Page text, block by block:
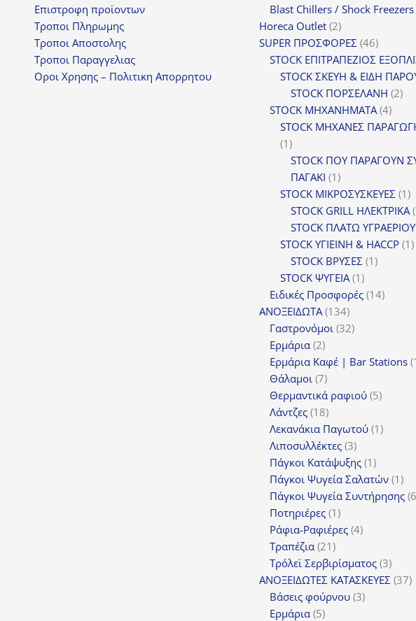
Επιστροφη προϊοντων
Τροποι Πληρωμης
Τροποι Αποστολης
Τροποι Παραγγελιας
Οροι Χρησης – Πολιτικη Απορρητου
προϊόν
Blast Chillers / Shock Freezers
Horeca Outlet 22
προϊόντα
SUPER ΠΡΟΣΦΟΡΕΣ 4646
STOCK ΕΠΙΤΡΑΠΕΖΙΟΣ
STOCK ΣΚΕΥΗ & ΕΙΔΗ
STOCK ΠΟΡΣΕΛΑΝΗ 22
STOCK ΜΗΧΑΝΗΜΑΤΑ 44
STOCK ΜΗΧΑΝΕΣ
11
προϊόν
STOCK ΠΟΥ ΠΑΡΑΓΟΥΝ
ΠΑΓΑΚΙ 11
προϊόν
STOCK ΜΙΚΡΟΣΥΣΚΕΥΕΣ 11
STOCK GRILL ΗΛΕΚΤΡΙΚΑ
STOCK ΠΛΑΤΩ ΥΓΡΑΕΡΙΟΥ
STOCK ΥΓΙΕΙΝΗ & HACCP 11
STOCK ΒΡΥΣΕΣ 11
STOCK ΨΥΓΕΙΑ 11
προϊόν
Ειδικές Προσφορές 1414
ΑΝΟΞΕΙΔΩΤΑ 134134
προϊόντα
Γαστρονόμοι 3232
Ερμάρια 22
προϊόντα
Ερμάρια Καφέ | Bar Stations
Θάλαμοι 77
προϊόντα
Θερμαντικά ραφιού 55
Λάντζες 1818
προϊόντα
Λεκανάκια Παγωτού 11
Λιποσυλλέκτες 33
προϊόντα
Πάγκοι Κατάψυξης 11
προϊόν
Πάγκοι Ψυγεία Σαλατών 11
Πάγκοι Ψυγεία Συντήρησης 6
Ποτηριέρες 11
προϊόν
Ράφια-Ραφιέρες 44
Τραπέζια 2121
προϊόντα
Τρόλεϊ Σερβιρίσματος 33
ΑΝΟΞΕΙΔΩΤΕΣ ΚΑΤΑΣΚΕΥΕΣ 3737
Βάσεις φούρνου 33
Ερμάρια 55